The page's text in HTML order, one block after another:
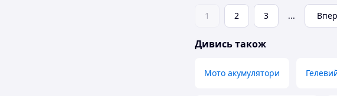
1 2 3 ...
Дивись також
Мото акумулятори